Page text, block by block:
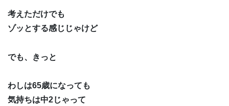
考えただけでも
ゾッとする感じじゃけど
でも、きっと
わしは65歳になっても
気持ちは中2じゃって